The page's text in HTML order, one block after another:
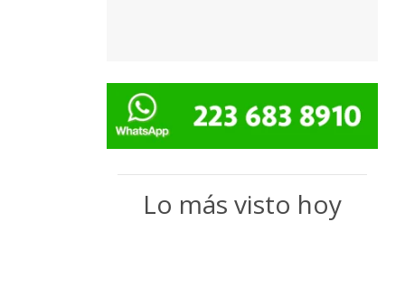
Lo más visto hoy